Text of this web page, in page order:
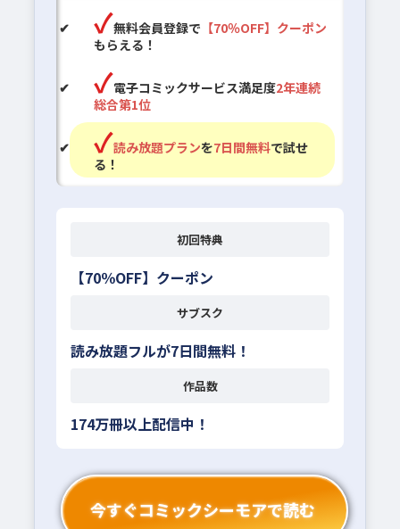
無料会員登録で 【70％OFF】クーポン
もらえる！
電子コミックサービス満足度2年連続
総合第1位
読み放題プランを7日間無料で試せ
る！
初回特典
【70％OFF】クーポン
サブスク
読み放題フルが7日間無料！
作品数
174万冊以上配信中！
今すぐコミックシーモアで読む